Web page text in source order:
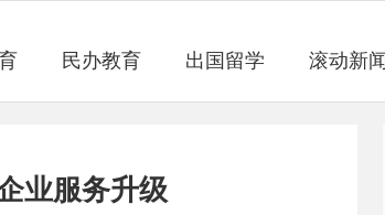
民办教育 出国留学 滚动新
业服务升级